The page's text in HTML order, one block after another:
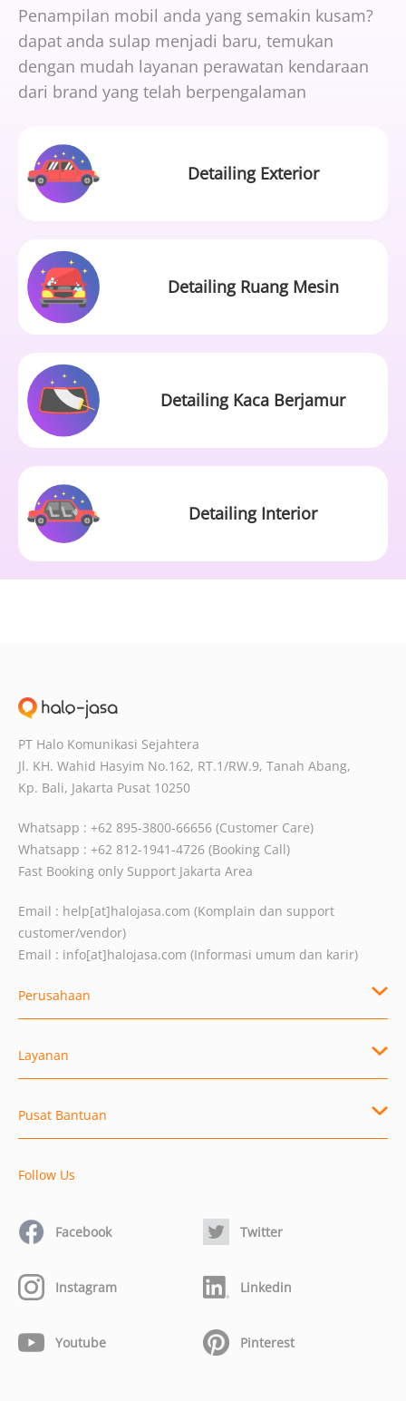
Penampilan mobil anda yang semakin kusam?
dapat anda sulap menjadi baru, temukan
dengan mudah layanan perawatan kendaraan
dari brand yang telah berpengalaman
Detailing Exterior
Detailing Ruang Mesin
Detailing Kaca Berjamur
Detailing Interior
PT Halo Komunikasi Sejahtera
Jl. KH. Wahid Hasyim No.162, RT.1/RW.9, Tanah Abang,
Kp. Bali, Jakarta Pusat 10250
Whatsapp : +62 895-3800-66656 (Customer Care)
Whatsapp : +62 812-1941-4726 (Booking Call)
Fast Booking only Support Jakarta Area
Email : help[at]halojasa.com (Komplain dan support
customer/vendor)
Email : info[at]halojasa.com (Informasi umum dan karir)
Perusahaan
Layanan
Pusat Bantuan
Follow Us
Facebook Twitter
Instagram Linkedin
Youtube Pinterest